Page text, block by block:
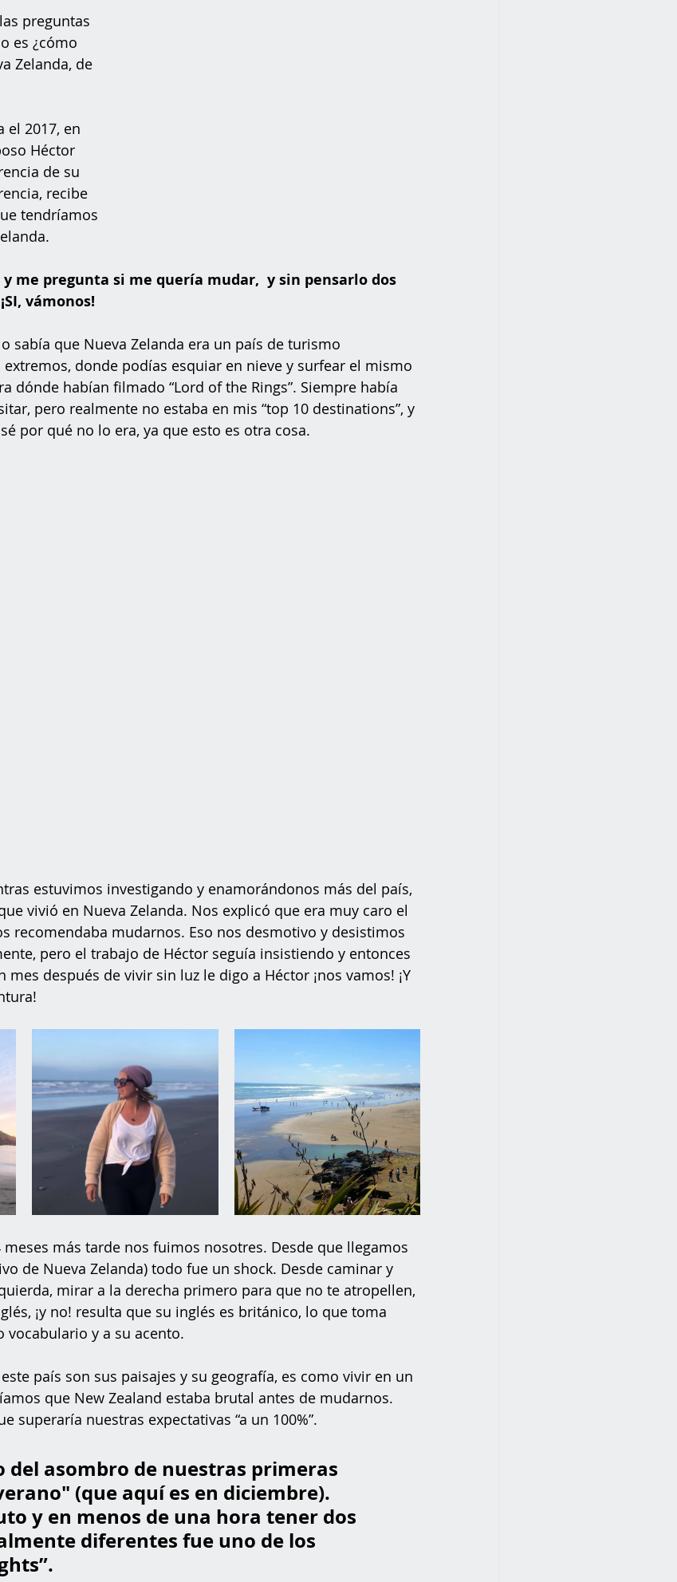
preguntas
es ¿cómo
Zelanda, de
el 2017, en
Héctor
de su
recibe
tendríamos
me pregunta si me quería mudar,  y sin pensarlo dos
vámonos!
sabía que Nueva Zelanda era un país de turismo
donde podías esquiar en nieve y surfear el mismo
dónde habían filmado “Lord of the Rings”. Siempre había
pero realmente no estaba en mis “top 10 destinations”, y
por qué no lo era, ya que esto es otra cosa.
estuvimos investigando y enamorándonos más del país,
vivió en Nueva Zelanda. Nos explicó que era muy caro el
recomendaba mudarnos. Eso nos desmotivo y desistimos
pero el trabajo de Héctor seguía insistiendo y entonces
mes después de vivir sin luz le digo a Héctor ¡nos vamos! ¡Y
más tarde nos fuimos nosotres. Desde que llegamos
de Nueva Zelanda) todo fue un shock. Desde caminar y
mirar a la derecha primero para que no te atropellen,
¡y no! resulta que su inglés es británico, lo que toma
y a su acento.
país son sus paisajes y su geografía, es como vivir en un
que New Zealand estaba brutal antes de mudarnos.
superaría nuestras expectativas “a un 100%”.
del asombro de nuestras primeras
(que aquí es en diciembre).
y en menos de una hora tener dos
diferentes fue uno de los